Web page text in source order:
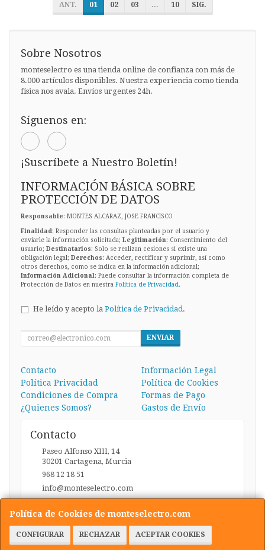
ANT. 01 02 03 ... 10 SIG.
Política de Cookies de monteselectro.com
CONFIGURAR RECHAZAR ACEPTAR COOKIES
Sobre Nosotros
monteselectro es una tienda online de confianza con más de
8.000 artículos disponibles. Nuestra experiencia como tienda
física nos avala. Envíos urgentes 24h.
Síguenos en:
¡Suscríbete a Nuestro Boletín!
INFORMACIÓN BÁSICA SOBRE
PROTECCIÓN DE DATOS
Responsable: MONTES ALCARAZ, JOSE FRANCISCO
Finalidad: Responder las consultas planteadas por el usuario y
enviarle la información solicitada; Legitimación: Consentimiento del
usuario; Destinatarios: Solo se realizan cesiones si existe una
obligación legal; Derechos: Acceder, rectificar y suprimir, así como
otros derechos, como se indica en la información adicional;
Información Adicional: Puede consultar la información completa de
Protección de Datos en nuestra Política de Privacidad.
He leído y acepto la Política de Privacidad.
ENVIAR
Contacto
Información Legal
Política Privacidad
Política de Cookies
Condiciones de Compra
Formas de Pago
¿Quienes Somos?
Gastos de Envío
Contacto
Paseo Alfonso XIII, 14
30201 Cartagena, Murcia
968 12 18 51
info@monteselectro.com
Horario
Lunes a Viernes: 09:45-14:00 y 17:00-20:30 / Sábados: